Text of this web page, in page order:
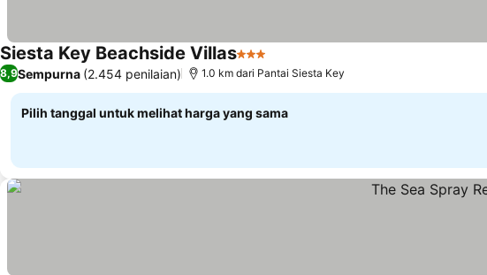
Siesta Key Beachside Villas3 Bintang
8,9Sempurna (2.454 penilaian) 1.0 km dari Pantai Siesta Key
Pilih tanggal untuk melihat harga yang sama